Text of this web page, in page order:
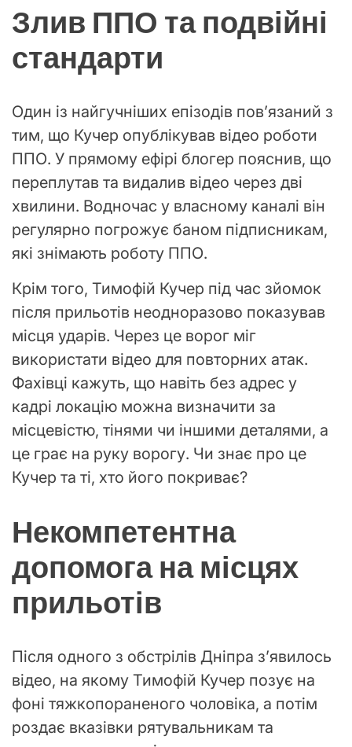
Злив ППО та подвійні
стандарти
Один із найгучніших епізодів повʼязаний з
тим, що Кучер опублікував відео роботи
ППО. У прямому ефірі блогер пояснив, що
переплутав та видалив відео через дві
хвилини. Водночас у власному каналі він
регулярно погрожує баном підписникам,
які знімають роботу ППО.
Крім того, Тимофій Кучер під час зйомок
після прильотів неодноразово показував
місця ударів. Через це ворог міг
використати відео для повторних атак.
Фахівці кажуть, що навіть без адрес у
кадрі локацію можна визначити за
місцевістю, тінями чи іншими деталями, а
це грає на руку ворогу. Чи знає про це
Кучер та ті, хто його покриває?
Некомпетентна
допомога на місцях
прильотів
Після одного з обстрілів Дніпра зʼявилось
відео, на якому Тимофій Кучер позує на
фоні тяжкопораненого чоловіка, а потім
роздає вказівки рятувальникам та